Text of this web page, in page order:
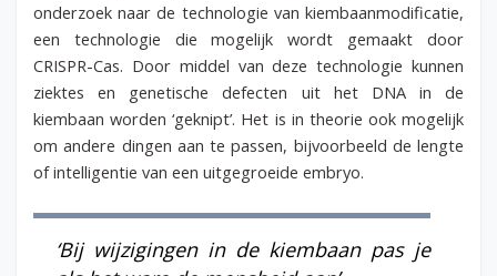
onderzoek naar de technologie van kiembaanmodificatie,
een technologie die mogelijk wordt gemaakt door
CRISPR-Cas. Door middel van deze technologie kunnen
ziektes en genetische defecten uit het DNA in de
kiembaan worden ‘geknipt’. Het is in theorie ook mogelijk
om andere dingen aan te passen, bijvoorbeeld de lengte
of intelligentie van een uitgegroeide embryo.
‘Bij wijzigingen in de kiembaan pas je